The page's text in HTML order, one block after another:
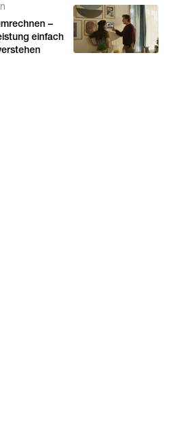
–
einfach